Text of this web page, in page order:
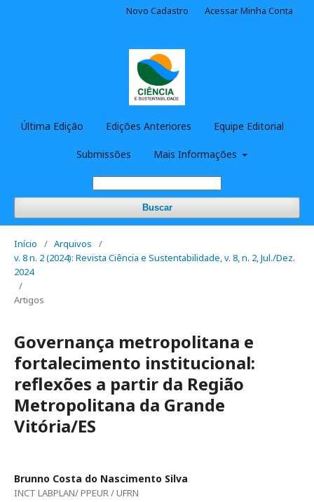
Última Edição Edições Anteriores Equipe Editorial
Submissões Mais Informações
Buscar
Novo Cadastro Acessar Minha Conta
Início / Arquivos
/
v. 8 n. 2 (2024): Revista Ciência e Sustentabilidade, v. 8, n. 2, Jul./Dez.
2024
/
Artigos
Governança metropolitana e
fortalecimento institucional:
reflexões a partir da Região
Metropolitana da Grande
Vitória/ES
Brunno Costa do Nascimento Silva
INCT LABPLAN/ PPEUR / UFRN